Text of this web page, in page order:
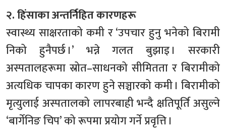
२. हिंसाका अन्तर्निहित कारणहरू
स्वास्थ्य साक्षरताको कमी र ‘उपचार हुनु भनेको बिरामी
निको हुनैपर्छ ।’ भन्ने गलत बुझाइ । सरकारी
अस्पतालहरूमा स्रोत–साधनको सीमितता र बिरामीको
अत्यधिक चापका कारण हुने सञ्चारको कमी । बिरामीको
मृत्युलाई अस्पतालको लापरबाही भन्दै क्षतिपूर्ति असुल्ने
‘बार्गेनिङ चिप’ को रूपमा प्रयोग गर्ने प्रवृत्ति ।